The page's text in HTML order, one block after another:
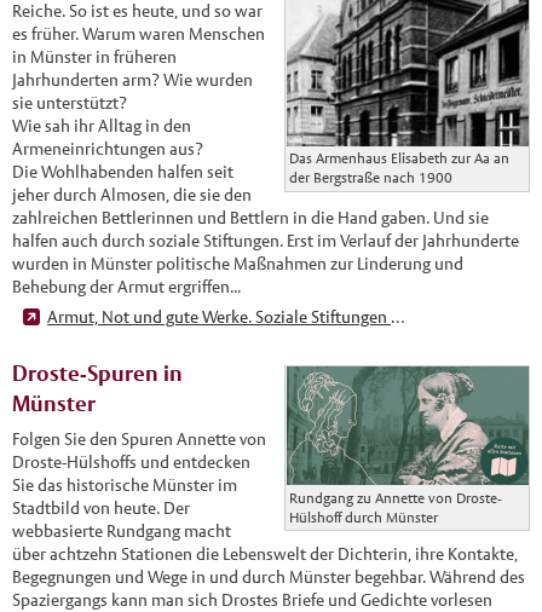
Das Armenhaus Elisabeth zur Aa an
der Bergstraße nach 1900
Reiche. So ist es heute, und so war
es früher. Warum waren Menschen
in Münster in früheren
Jahrhunderten arm? Wie wurden
sie unterstützt?
Wie sah ihr Alltag in den
Armeneinrichtungen aus?
Die Wohlhabenden halfen seit
jeher durch Almosen, die sie den
zahlreichen Bettlerinnen und Bettlern in die Hand gaben. Und sie
halfen auch durch soziale Stiftungen. Erst im Verlauf der Jahrhunderte
wurden in Münster politische Maßnahmen zur Linderung und
Behebung der Armut ergriffen...
Armut, Not und gute Werke. Soziale Stiftungen in Münster
Rundgang zu Annette von Droste-
Hülshoff durch Münster
Droste-Spuren in
Münster
Folgen Sie den Spuren Annette von
Droste-Hülshoffs und entdecken
Sie das historische Münster im
Stadtbild von heute. Der
webbasierte Rundgang macht
über achtzehn Stationen die Lebenswelt der Dichterin, ihre Kontakte,
Begegnungen und Wege in und durch Münster begehbar. Während des
Spaziergangs kann man sich Drostes Briefe und Gedichte vorlesen